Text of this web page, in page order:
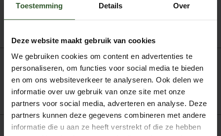
Toestemming Details Over
Deze website maakt gebruik van cookies
We gebruiken cookies om content en advertenties te
personaliseren, om functies voor social media te bieden
en om ons websiteverkeer te analyseren. Ook delen we
informatie over uw gebruik van onze site met onze
partners voor social media, adverteren en analyse. Deze
partners kunnen deze gegevens combineren met andere
informatie die u aan ze heeft verstrekt of die ze hebben
Stoelmassage